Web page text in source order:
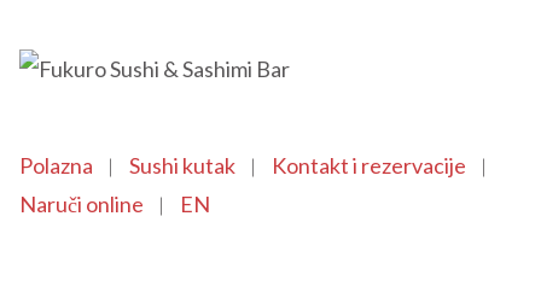
Polazna Sushi kutak
Kontakt i rezervacije
Naruči online
EN